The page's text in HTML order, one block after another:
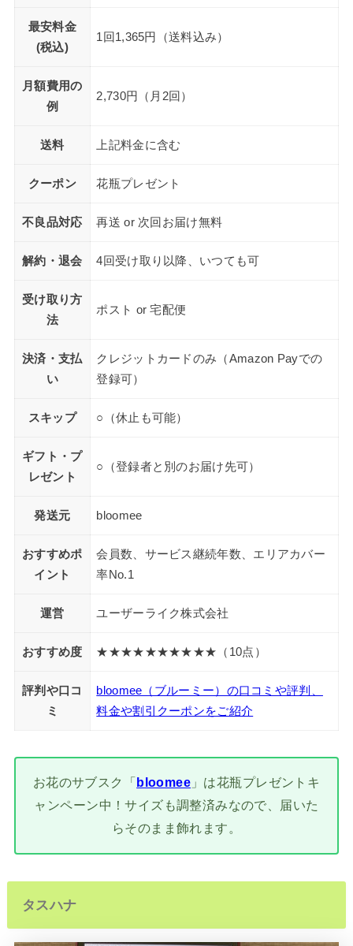
最安料金
(税込)
1回1,365円（送料込み）
月額費用の
例
2,730円（月2回）
送料 上記料金に含む
クーポン 花瓶プレゼント
不良品対応 再送 or 次回お届け無料
解約・退会 4回受け取り以降、いつても可
受け取り方
法
ポスト or 宅配便
決済・支払
い
クレジットカードのみ（Amazon Payでの
登録可）
スキップ ○（休止も可能）
ギフト・プ
レゼント
○（登録者と別のお届け先可）
発送元 bloomee
おすすめポ
イント
会員数、サービス継続年数、エリアカバー
率No.1
運営 ユーザーライク株式会社
おすすめ度 ★★★★★★★★★★（10点）
評判や口コ
ミ
bloomee（ブルーミー）の口コミや評判、
料金や割引クーポンをご紹介
お花のサブスク「 bloomee 」は花瓶プレゼントキ
ャンペーン中！サイズも調整済みなので、届いた
らそのまま飾れます。
タスハナ